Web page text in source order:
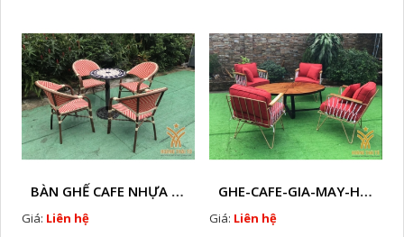
BÀN GHẾ CAFE NHỰA GIẢ MÂY HTT - L112
Giá: Liên hệ
GHE-CAFE-GIA-MAY-HTT - L110
Giá: Liên hệ